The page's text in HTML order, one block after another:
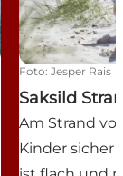
Foto: Jesper Rais
Saksild
Am Strand
Kinder sicher